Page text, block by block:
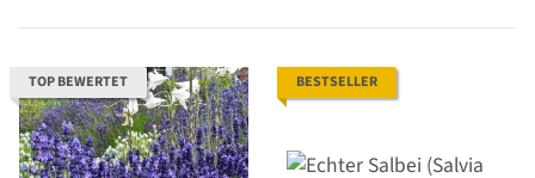
TOP BEWERTET BESTSELLER